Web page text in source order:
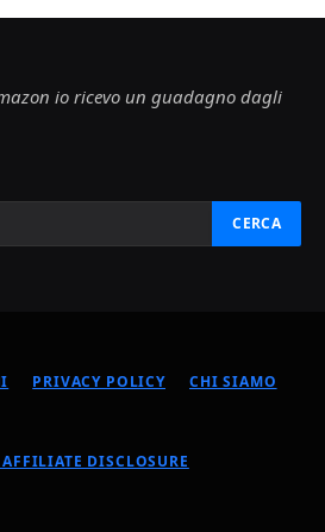
io ricevo un guadagno dagli
PRIVACY POLICY CHI SIAMO
DISCLOSURE